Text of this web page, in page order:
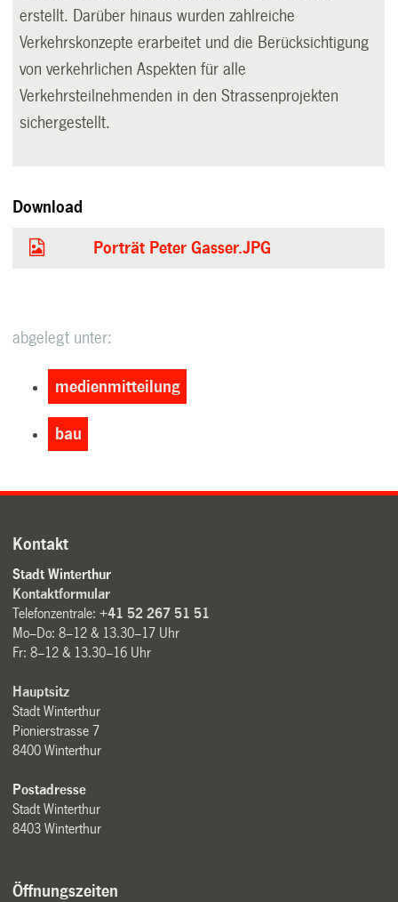
erstellt. Darüber hinaus wurden zahlreiche
Verkehrskonzepte erarbeitet und die Berücksichtigung
von verkehrlichen Aspekten für alle
Verkehrsteilnehmenden in den Strassenprojekten
sichergestellt.
Download
Porträt Peter Gasser.JPG
abgelegt unter:
medienmitteilung
bau
Kontakt
Stadt Winterthur
Kontaktformular
Telefonzentrale:+41 52 267 51 51
Mo–Do: 8–12 & 13.30–17 Uhr
Fr: 8–12 & 13.30–16 Uhr
Hauptsitz
Stadt Winterthur
Pionierstrasse 7
8400 Winterthur
Postadresse
Stadt Winterthur
8403 Winterthur
Öffnungszeiten